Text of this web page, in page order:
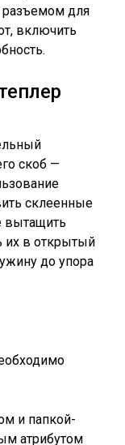
разъемом для
включить
скоб —
склеенные
вытащить
их в открытый
до упора
и папкой-
атрибутом